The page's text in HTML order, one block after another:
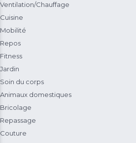
Ventilation/Chauffage
Cuisine
Mobilité
Repos
Fitness
Jardin
Soin du corps
Animaux domestiques
Bricolage
Repassage
Couture